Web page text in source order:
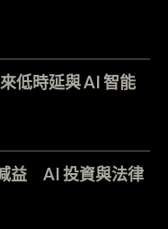
低時延與 AI 智能
益 AI 投資與法律